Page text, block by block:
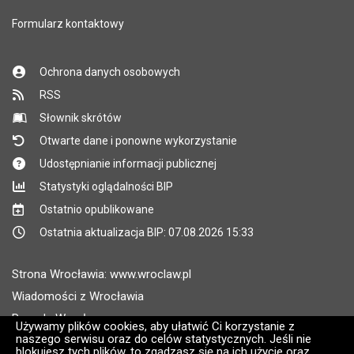
Używamy plików cookies, aby ułatwić Ci korzystanie z
naszego serwisu oraz do celów statystycznych. Jeśli nie
Formularz kontaktowy
Ochrona danych osobowych
RSS
Słownik skrótów
Otwarte dane i ponowne wykorzystanie
Udostępnianie informacji publicznej
Statystyki oglądalności BIP
Ostatnio opublikowane
Ostatnia aktualizacja BIP: 07.08.2026 15:33
Strona Wrocławia: www.wroclaw.pl
Wiadomości z Wrocławia
Pogoda Wrocław
Rozkłady jazdy MPK Wrocław